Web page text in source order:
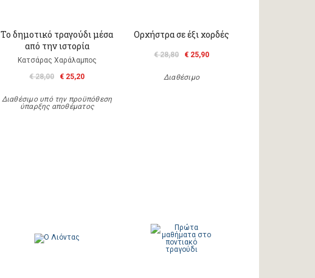
Το δημοτικό τραγούδι μέσα
από την ιστορία
Κατσάρας Χαράλαμπος
€ 28,00
€ 25,20
Διαθέσιμο υπό την προϋπόθεση
ύπαρξης αποθέματος
Ορχήστρα σε έξι χορδές
€ 28,80 € 25,90
Διαθέσιμο